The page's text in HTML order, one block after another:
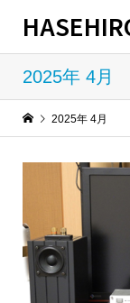
2025年 4月
2025年 4月